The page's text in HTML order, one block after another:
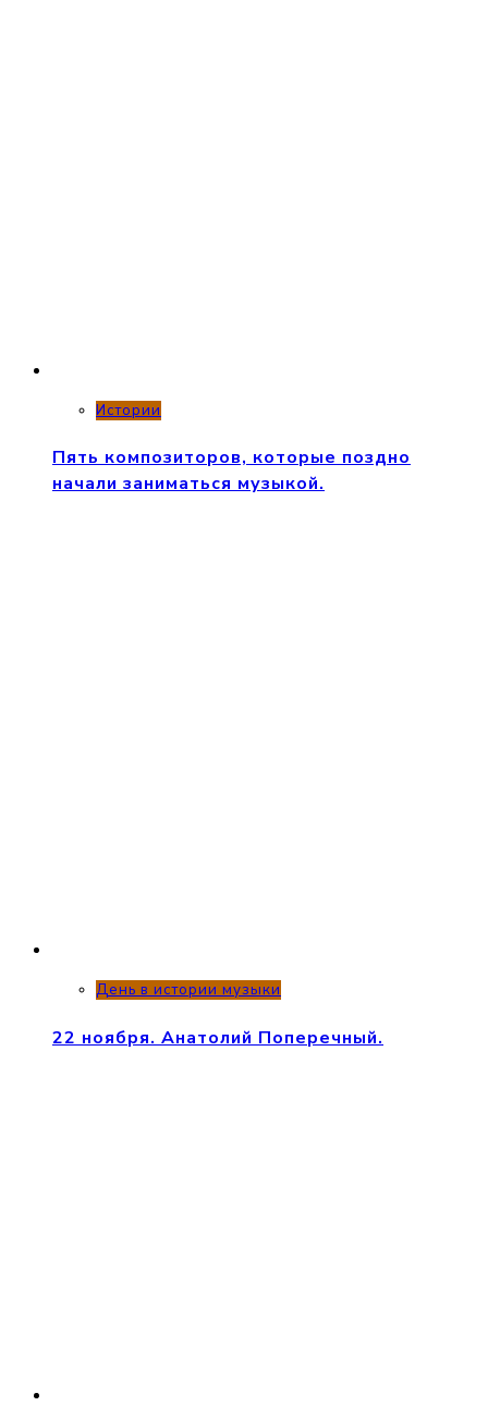
Истории
Пять композиторов, которые поздно
начали заниматься музыкой.
День в истории музыки
22 ноября. Анатолий Поперечный.